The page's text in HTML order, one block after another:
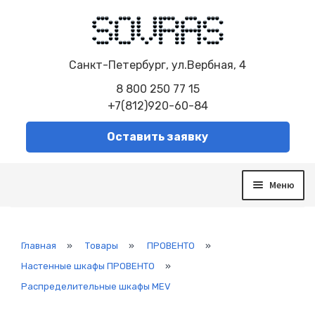
Санкт-Петербург, ул.Вербная, 4
8 800 250 77 15
+7(812)920-60-84
Оставить заявку
Меню
Сборка электрощитов
Автоматизированная система управления
Диспетчеризация
Главная » Товары » ПРОВЕНТО
»
Настенные шкафы ПРОВЕНТО
»
Распределительные шкафы MEV